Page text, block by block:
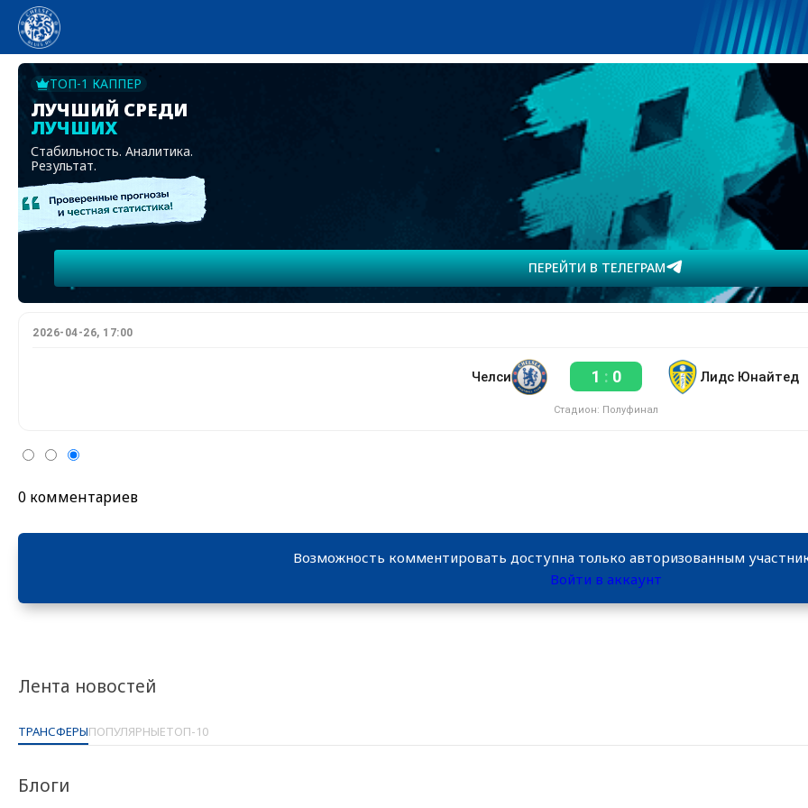
Лента новостей
ТРАНСФЕРЫПОПУЛЯРНЫЕТОП-10
Блоги
ТОП-1 КАППЕР
ЛУЧШИЙ СРЕДИ
ЛУЧШИХ
Стабильность. Аналитика.
Результат.
ПЕРЕЙТИ В ТЕЛЕГРАМ
2026-04-26, 17:00
Челси 1 : 0 Лидс Юнайтед
Стадион: Полуфинал
0 комментариев
Возможность комментировать доступна только авторизованным
Войти в аккаунт